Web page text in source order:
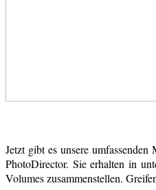
Jetzt gibt es unsere
PhotoDirector. Sie erhalten in
Volumes zusammenstellen.